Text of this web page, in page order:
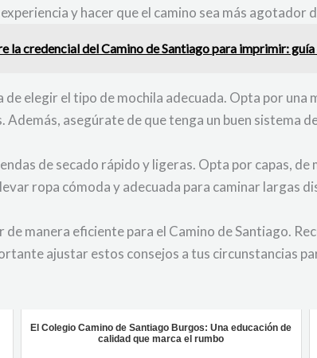
y hacer que el camino sea más agotador
la credencial del Camino de Santiago para imprimir:
de elegir el tipo de mochila adecuada. Opta por
asegúrate de que tenga un buen sistema
de secado rápido y ligeras. Opta por capas,
ropa cómoda y adecuada para caminar largas
manera eficiente para el Camino de Santiago.
ajustar estos consejos a tus circunstancias
El Colegio Camino de Santiago Burgos: Una educación de
calidad que marca el rumbo